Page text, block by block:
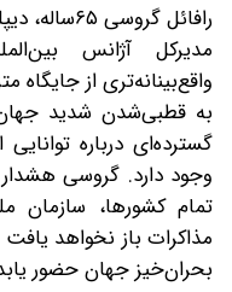
مدیرکل آژانس
واقع‌بینانه‌تری از جایگاه
به قطبی‌شدن شدید
گسترده‌ای درباره
وجود دارد. گروسی
تمام کشورها، سازمان
مذاکرات باز نخواهد
بحران‌خیز جهان حضور